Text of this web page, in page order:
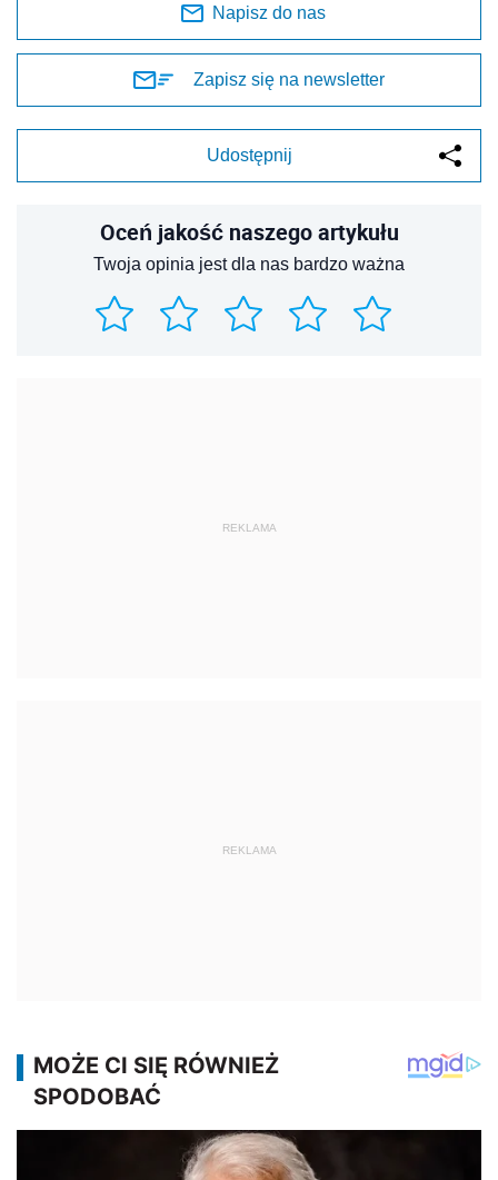
Napisz do nas
Zapisz się na newsletter
Udostępnij
Oceń jakość naszego artykułu
Twoja opinia jest dla nas bardzo ważna
REKLAMA
REKLAMA